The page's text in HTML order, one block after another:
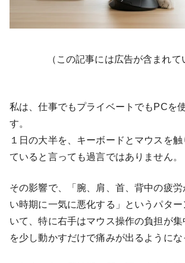
（この記事には広告が含まれて
私は、仕事でもプライベートでもPCを
す。
１日の大半を、キーボードとマウスを
ていると言っても過言ではありません。
その影響で、「腕、肩、首、背中の疲
い時期に一気に悪化する」というパター
いて、特に右手はマウス操作の負担が
を少し動かすだけで痛みが出るようにな